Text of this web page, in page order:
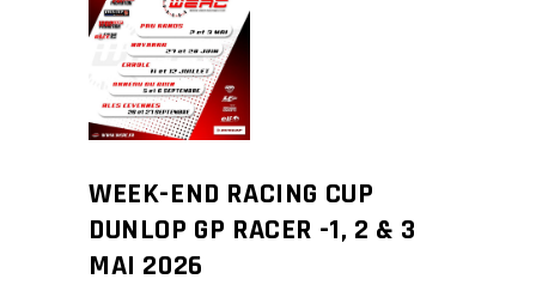
WEEK-END RACING CUP
DUNLOP GP RACER -1, 2 & 3
MAI 2026